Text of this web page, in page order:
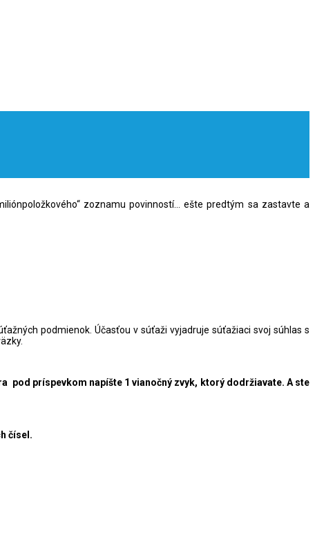
zoznamu povinností… ešte predtým sa zastavte a
podmienok. Účasťou v súťaži vyjadruje súťažiaci svoj súhlas s
pod príspevkom napíšte 1 vianočný zvyk, ktorý dodržiavate. A ste
čísel.